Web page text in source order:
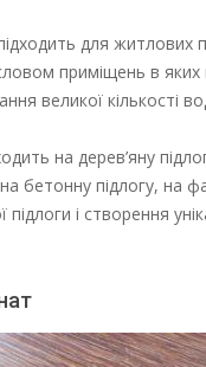
для житлових
приміщень в яких
великої кількості
на дерев’яну
на бетонну підлогу, на
і створення